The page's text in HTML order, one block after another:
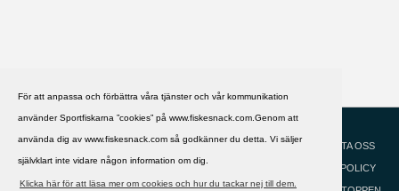
För att anpassa och förbättra våra tjänster och vår kommunikation
använder Sportfiskarna ”cookies” på www.fiskesnack.com.Genom att
använda dig av www.fiskesnack.com så godkänner du detta. Vi säljer
självklart inte vidare någon information om dig.
Klicka här för att läsa mer om cookies och hur du tackar nej till dem.
HJÄLP
KONTAKTA OSS
COOKIEPOLICY